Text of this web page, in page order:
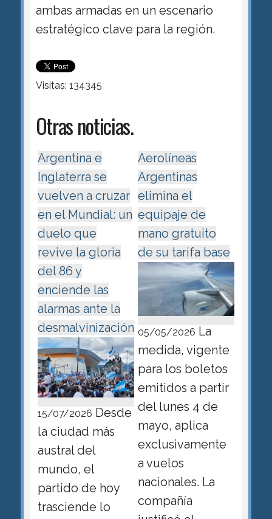
ambas armadas en un escenario
estratégico clave para la región.
Visitas: 134345
Otras noticias.
Argentina e
Inglaterra se
vuelven a cruzar
en el Mundial: un
duelo que
revive la gloria
del 86 y
enciende las
alarmas ante la
desmalvinización
15/07/2026 Desde
la ciudad más
austral del
mundo, el
partido de hoy
trasciende lo
Aerolíneas
Argentinas
elimina el
equipaje de
mano gratuito
de su tarifa base
05/05/2026 La
medida, vigente
para los boletos
emitidos a partir
del lunes 4 de
mayo, aplica
exclusivamente
a vuelos
nacionales. La
compañía